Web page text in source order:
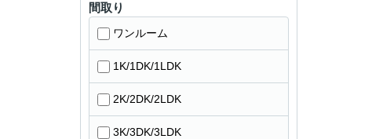
間取り
ワンルーム
1K/1DK/1LDK
2K/2DK/2LDK
3K/3DK/3LDK